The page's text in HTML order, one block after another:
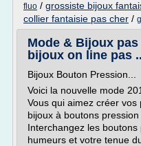
fluo / grossiste bijoux
collier fantaisie pas cher /
Mode & Bijoux
bijoux on line pas
Bijoux Bouton Pression...
Voici la nouvelle mode
Vous qui aimez créer
bijoux à boutons
Interchangez les
humeurs et votre tenue